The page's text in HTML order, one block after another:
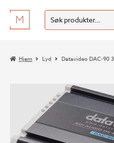
Hopp
til
Hopp
til
Søk
etter:
SØK
Hjem Lyd Datavideo DAC-90